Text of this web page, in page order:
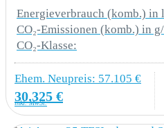
9S9 Audi virtual
Fensterheber elektrisch
Q1D Sportsitze vorn
4A3 Sitzheizung vorn
Energieverbrauch (komb.) in
CO₂-Emissionen (komb.) in
CO₂-Klasse:
Ehem. Neupreis: 57.105 €
30.325 €
inkl. MwSt.